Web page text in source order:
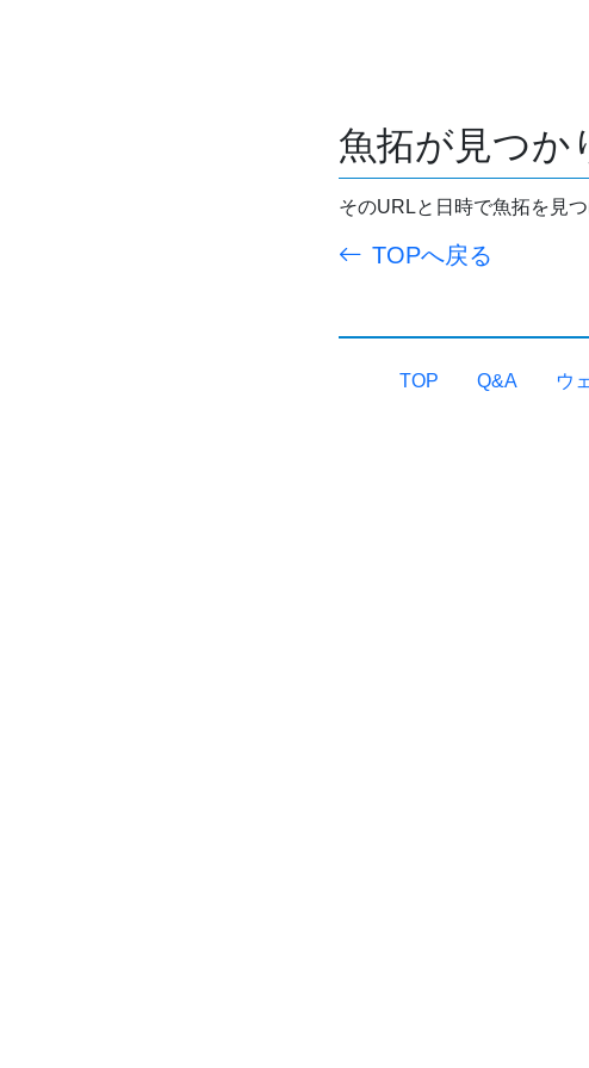
魚拓が見つか
そのURLと日時で魚拓を見
TOPへ戻る
TOP Q&A ウ